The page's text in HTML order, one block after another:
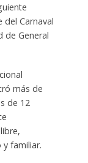
del Carnaval
de General
más de
de 12
familiar.